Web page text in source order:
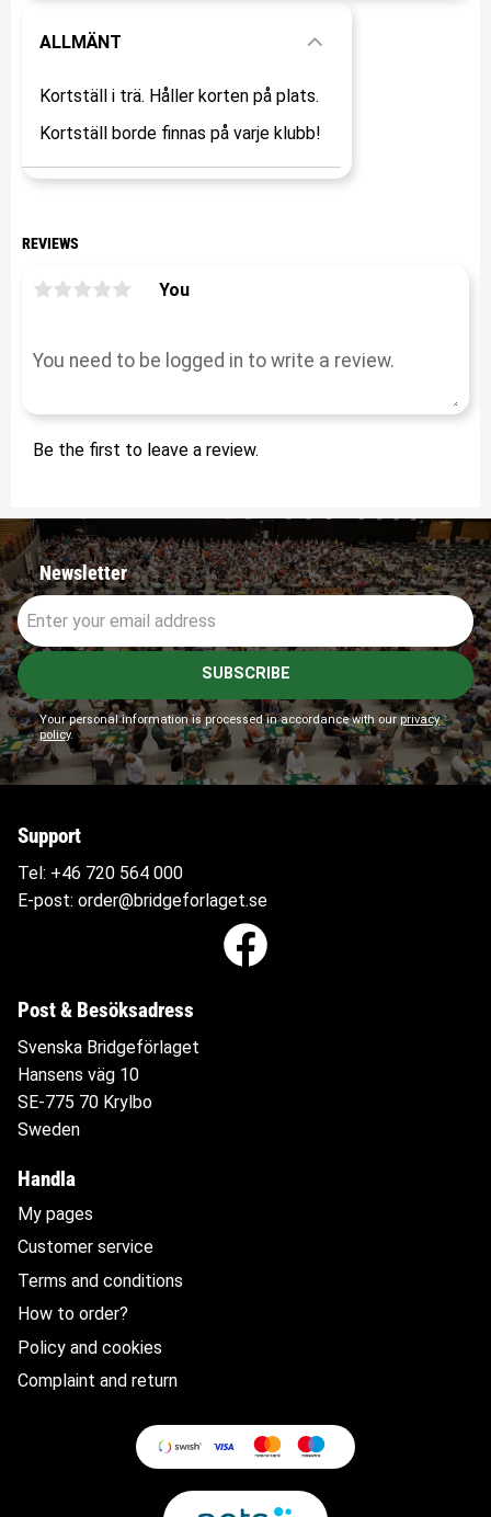
ALLMÄNT
Kortställ i trä. Håller korten på plats.
Kortställ borde finnas på varje klubb!
REVIEWS
You
Be the first to leave a review.
Newsletter
SUBSCRIBE
Your personal information is processed in accordance with ourprivacy
policy.
Support
Tel: +46 720 564 000
E-post: order@bridgeforlaget.se
Post & Besöksadress
Svenska Bridgeförlaget
Hansens väg 10
SE-775 70 Krylbo
Sweden
Handla
My pages
Customer service
Terms and conditions
How to order?
Policy and cookies
Complaint and return